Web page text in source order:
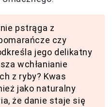
pstrąga z
czy
jego delikatny
wchłanianie
z ryby? Kwas
jako naturalny
że danie staje się